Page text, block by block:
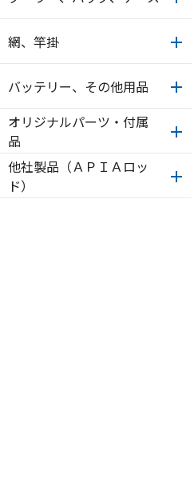
網、竿掛
バッテリー、その他用品
オリジナルパーツ・付属
品
他社製品（ＡＰＩＡロッ
ド）